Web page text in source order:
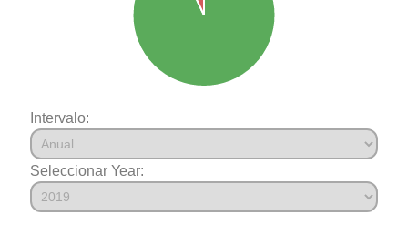
Intervalo:
Seleccionar Year: